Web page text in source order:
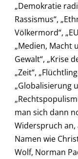
„Demokratie
Rassismus“,
Völkermord“,
„Medien, Macht
Gewalt“, „Krise
„Zeit“,
„Globalisierung
man sich dann
Widerspruch
Namen wie
Wolf, Norman